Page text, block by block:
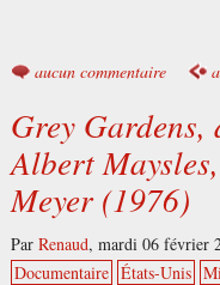
aucun commentaire
Grey Gardens,
Albert
Meyer (1976)
Par Renaud, mardi 06 février
Documentaire États-Unis